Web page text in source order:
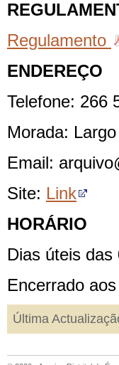
Regulamento
ENDEREÇO
Telefone: 266
Morada:
Email:
Site: Link
HORÁRIO
Dias úteis
Encerrado
Última